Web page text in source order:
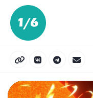
Перейти
содержанию